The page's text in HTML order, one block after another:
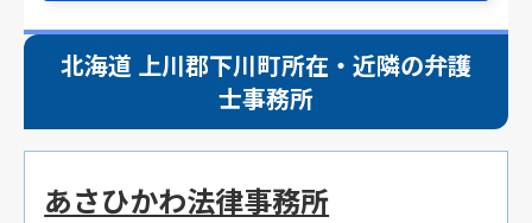
北海道 上川郡下川町所在・近隣の弁護
士事務所
あさひかわ法律事務所